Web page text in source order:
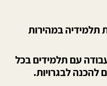
במהירות
עם תלמידים בכל
להכנה לבגרויות.